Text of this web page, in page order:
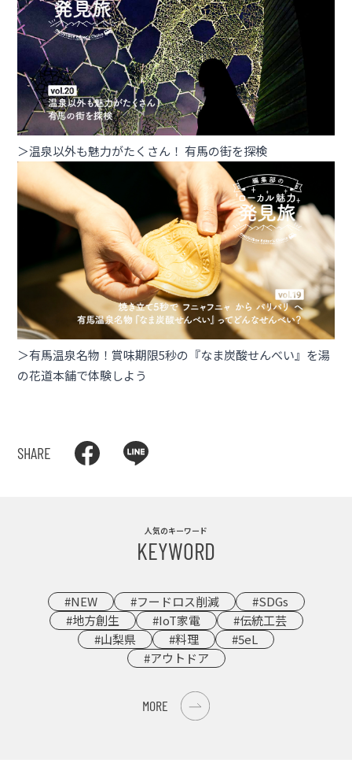
＞温泉以外も魅力がたくさん！ 有馬の街を探検
＞有馬温泉名物！賞味期限5秒の『なま炭酸せんべい』を湯
の花道本舗で体験しよう
SHARE
人気のキーワード
KEYWORD
#NEW #フードロス削減
#SDGs
#地方創生
#IoT家電
#伝統工芸
#山梨県
#料理
#5eL
#アウトドア
MORE